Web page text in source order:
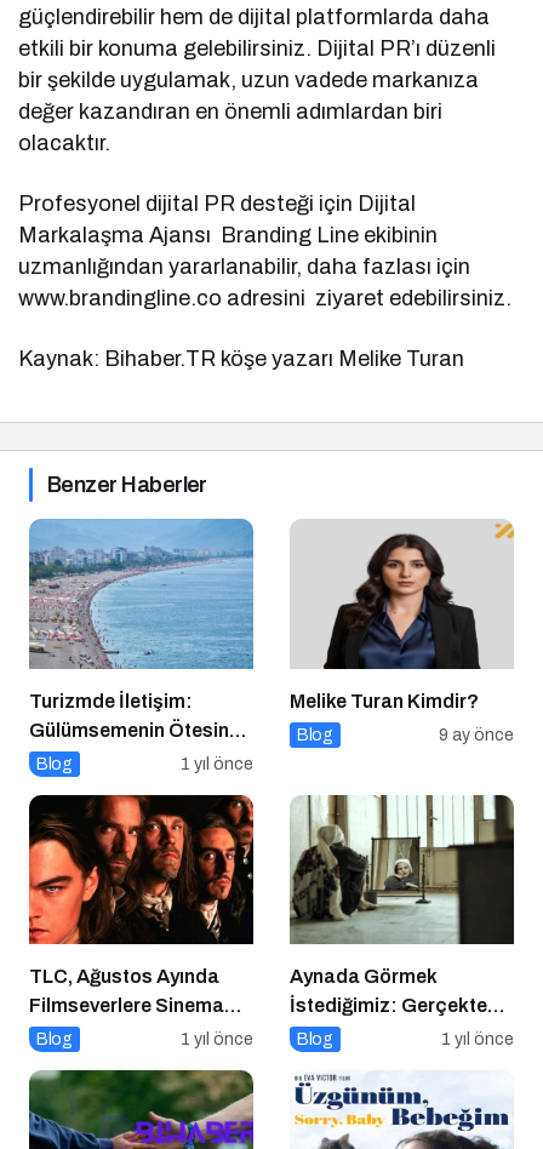
güçlendirebilir hem de dijital platformlarda daha
etkili bir konuma gelebilirsiniz. Dijital PR’ı düzenli
bir şekilde uygulamak, uzun vadede markanıza
değer kazandıran en önemli adımlardan biri
olacaktır.
Profesyonel dijital PR desteği için Dijital
Markalaşma Ajansı Branding Line ekibinin
uzmanlığından yararlanabilir, daha fazlası için
www.brandingline.co adresini ziyaret edebilirsiniz.
Kaynak: Bihaber.TR köşe yazarı Melike Turan
Benzer Haberler
Turizmde İletişim:
Gülümsemenin Ötesinde
Bir Sanat
Blog 1 yıl önce
Melike Turan Kimdir?
Blog 9 ay önce
TLC, Ağustos Ayında
Filmseverlere Sinema
Dolu Akşamlar Sunuyor
Blog 1 yıl önce
Aynada Görmek
İstediğimiz: Gerçekten
Kimiz?
Blog 1 yıl önce